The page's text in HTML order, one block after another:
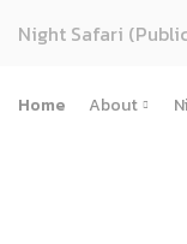
Night Safari
Home About